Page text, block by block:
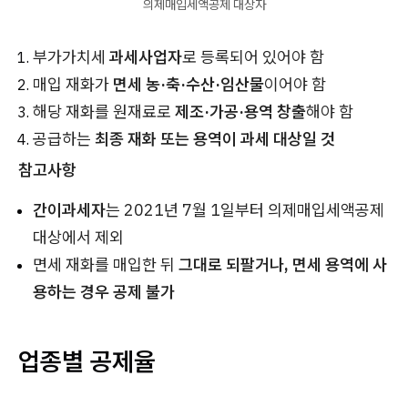
의제매입세액공제 대상자
부가가치세 과세사업자로 등록되어 있어야 함
매입 재화가 면세 농·축·수산·임산물이어야 함
해당 재화를 원재료로 제조·가공·용역 창출해야 함
공급하는 최종 재화 또는 용역이 과세 대상일 것
참고사항
간이과세자는 2021년 7월 1일부터 의제매입세액공제
대상에서 제외
면세 재화를 매입한 뒤 그대로 되팔거나, 면세 용역에 사
용하는 경우 공제 불가
업종별 공제율